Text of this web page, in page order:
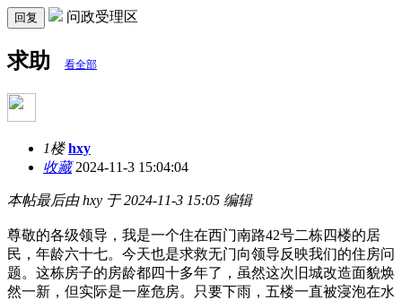
回复 问政受理区
求助 看全部
1楼 hxy
收藏2024-11-3 15:04:04
本帖最后由 hxy 于 2024-11-3 15:05 编辑
尊敬的各级领导，我是一个住在西门南路42号二栋四楼的居
民，年龄六十七。今天也是求救无门向领导反映我们的住房问
题。这栋房子的房龄都四十多年了，虽然这次旧城改造面貌焕
然一新，但实际是一座危房。只要下雨，五楼一直被寖泡在水